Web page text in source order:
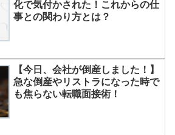
化で気付かされた！これからの仕
事との関わり方とは？
【今日、会社が倒産しました！】
急な倒産やリストラになった時で
も焦らない転職面接術！